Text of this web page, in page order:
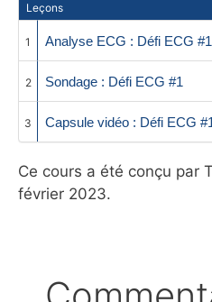
Leçons
1 Analyse ECG : Défi ECG #1
2 Sondage : Défi ECG #1
3 Capsule vidéo : Défi ECG
Ce cours a été conçu par
février 2023.